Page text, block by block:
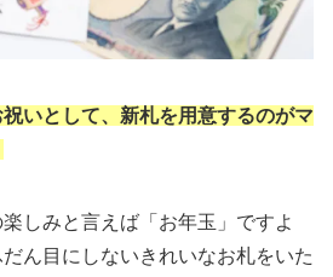
いとして、新札を用意するのがマ
しみと言えば「お年玉」ですよ
ん目にしないきれいなお札をいた